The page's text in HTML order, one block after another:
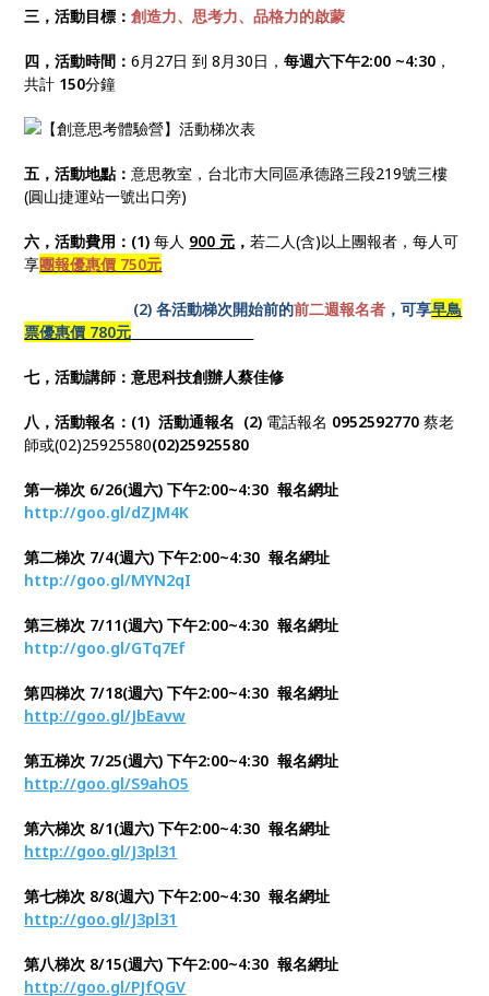
三，活動目標：創造力、思考力、品格力的啟蒙
四，活動時間：6月27日 到 8月30日，每週六下午2:00 ~4:30 ，
共計 150分鐘
五，活動地點：意思教室，台北市大同區承德路三段219號三樓
(圓山捷運站一號出口旁)
六，活動費用：(1)每人 900 元 ，若二人(含)以上團報者，每人可
享團報優惠價 750元
(2) 各活動梯次開始前的前二週報名者 ，可享早鳥
票優惠價 780元
七，活動講師：意思科技創辦人蔡佳修
八，活動報名： (1) 活動通報名 (2) 電話報名 0952592770 蔡老
師或(02)25925580(02)25925580
第一梯次 6/26(週六) 下午2:00~4:30 報名網址
http://goo.gl/dZJM4K
第二梯次 7/4(週六) 下午2:00~4:30 報名網址
http://goo.gl/MYN2qI
第三梯次 7/11(週六) 下午2:00~4:30 報名網址
http://goo.gl/GTq7Ef
第四梯次 7/18(週六) 下午2:00~4:30 報名網址
http://goo.gl/JbEavw
第五梯次 7/25(週六) 下午2:00~4:30 報名網址
http://goo.gl/S9ahO5
第六梯次 8/1(週六) 下午2:00~4:30 報名網址
http://goo.gl/J3pl31
第七梯次 8/8(週六) 下午2:00~4:30 報名網址
http://goo.gl/J3pl31
第八梯次 8/15(週六) 下午2:00~4:30 報名網址
http://goo.gl/PJfQGV